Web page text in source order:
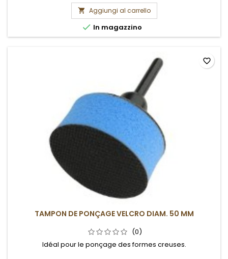
 Aggiungi al carrello
 In magazzino
TAMPON DE PONÇAGE VELCRO DIAM. 50 MM
(0)
Idéal pour le ponçage des formes creuses.
favorite_border